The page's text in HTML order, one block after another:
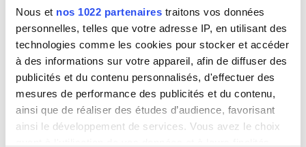
Nous et nos 1022 partenaires traitons vos données
personnelles, telles que votre adresse IP, en utilisant des
technologies comme les cookies pour stocker et accéder
à des informations sur votre appareil, afin de diffuser des
publicités et du contenu personnalisés, d'effectuer des
mesures de performance des publicités et du contenu,
ainsi que de réaliser des études d’audience, favorisant
ainsi le développement de services. Vous avez le choix
Équipements
Rafraîchissements
Wi-Fi gratuit
Écrans TV
Transfert gratuit